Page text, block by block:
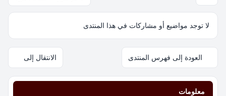
لا توجد مواضيع أو مشاركات في هذا المنتدى
العودة إلى فهرس المنتدى الانتقال إلى
معلومات